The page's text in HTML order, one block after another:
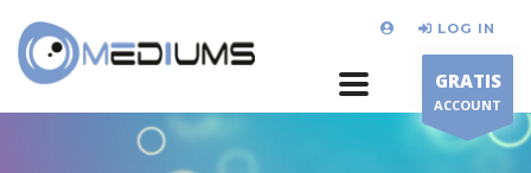
LOG IN
GRATIS
ACCOUNT